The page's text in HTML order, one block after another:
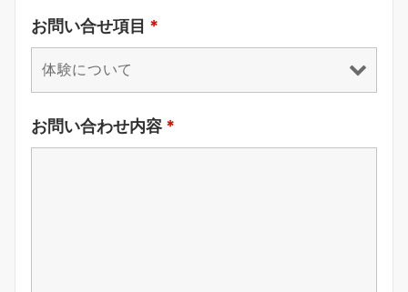
お問い合せ項目 *
お問い合わせ内容 *